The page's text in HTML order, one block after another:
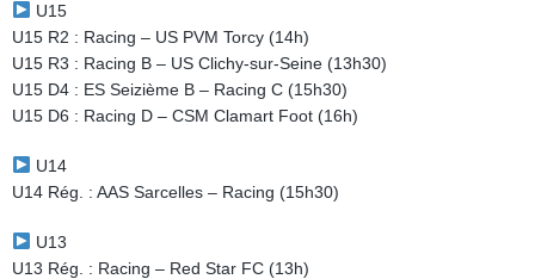
U15
U15 R2 : Racing – US PVM Torcy (14h)
U15 R3 : Racing B – US Clichy-sur-Seine (13h30)
U15 D4 : ES Seizième B – Racing C (15h30)
U15 D6 : Racing D – CSM Clamart Foot (16h)
U14
U14 Rég. : AAS Sarcelles – Racing (15h30)
U13
U13 Rég. : Racing – Red Star FC (13h)